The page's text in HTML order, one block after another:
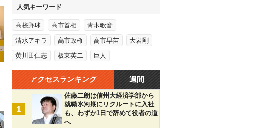
人気キーワード
高校野球 高市首相 青木歌音
清水アキラ 高市政権 高市早苗 大岩剛
黄川田仁志 板東英二 巨人
アクセスランキング 週間
1
佐藤二朗は信州大経済学部から
就職氷河期にリクルートに入社
も、わずか1日で辞めて役者の道
へ